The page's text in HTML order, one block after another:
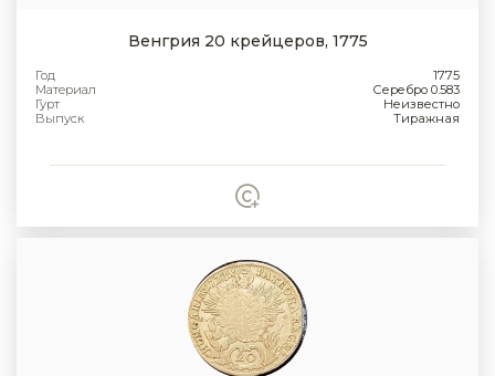
Венгрия 20 крейцеров, 1775
Год
1775
Материал
Серебро 0.583
Гурт
Неизвестно
Выпуск
Тиражная